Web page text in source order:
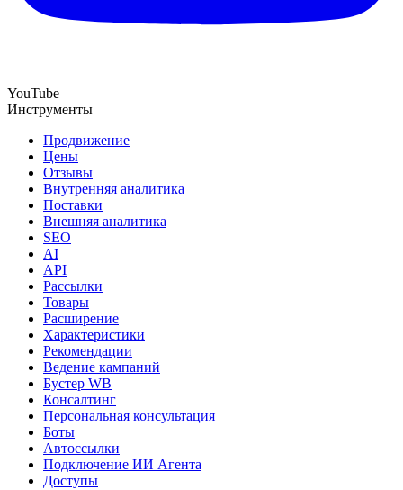
YouTube
Инструменты
Продвижение
Цены
Отзывы
Внутренняя аналитика
Поставки
Внешняя аналитика
SEO
AI
API
Рассылки
Товары
Расширение
Характеристики
Рекомендации
Ведение кампаний
Бустер WB
Консалтинг
Персональная консультация
Боты
Автоссылки
Подключение ИИ Агента
Доступы